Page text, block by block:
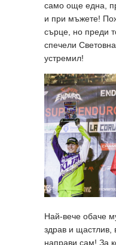
само още една,
и при мъжете!
сърце, но преди
спечели
устремил!
Най-вече обаче
здрав и щастлив,
направи сам! За